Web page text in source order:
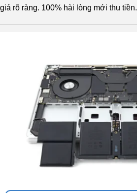
giá rõ ràng. 100% hài lòng mới thu tiền.